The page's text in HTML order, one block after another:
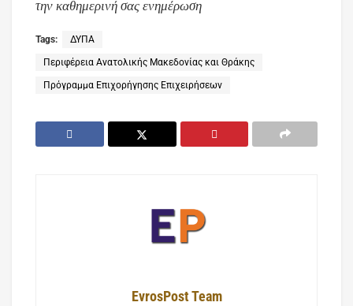
την καθημερινή σας ενημέρωση
Tags: ΔΥΠΑ
Περιφέρεια Ανατολικής Μακεδονίας και Θράκης
Πρόγραμμα Επιχορήγησης Επιχειρήσεων
EvrosPost Team